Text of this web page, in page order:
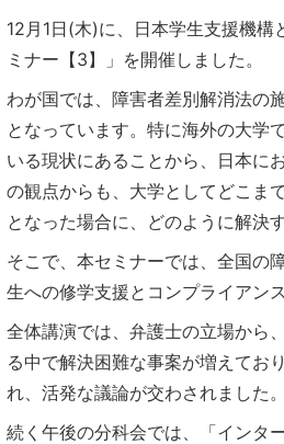
12月1日(木)に、日本学生支援機
ミナー【3】」を開催しました。
わが国では、障害者差別解消法の
となっています。特に海外の大学
いる現状にあることから、日本に
の観点からも、大学としてどこま
となった場合に、どのように解決
そこで、本セミナーでは、全国の
生への修学支援とコンプライアン
全体講演では、弁護士の立場から
る中で解決困難な事案が増えてお
れ、活発な議論が交わされました。
続く午後の分科会では、「インタ